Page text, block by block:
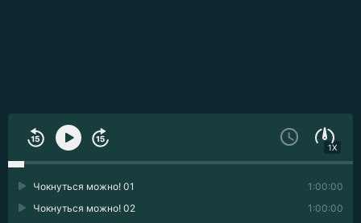
1X
1:00:00
Чокнуться можно! 01
1:00:00
Чокнуться можно! 02